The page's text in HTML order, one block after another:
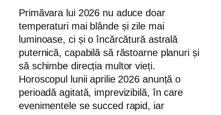
Primăvara lui 2026 nu aduce doar
temperaturi mai blânde și zile mai
luminoase, ci și o încărcătură astrală
puternică, capabilă să răstoarne planuri și
să schimbe direcția multor vieți.
Horoscopul lunii aprilie 2026 anunță o
perioadă agitată, imprevizibilă, în care
evenimentele se succed rapid, iar